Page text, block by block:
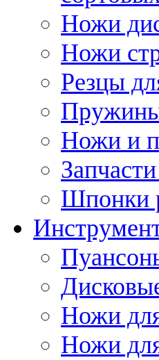
Ножи
Ножи
Резцы
Ножи и
Шпонки
Ножи
Ножи